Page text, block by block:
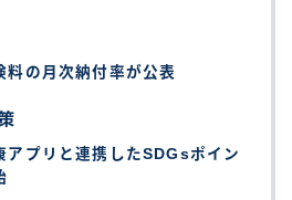
料の月次納付率が公表
アプリと連携したSDGsポイン